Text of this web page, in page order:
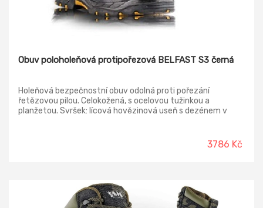
Obuv poloholeňová protipořezová BELFAST S3 černá
Holeňová bezpečnostní obuv odolná proti pořezání
řetězovou pilou. Celokožená, s ocelovou tužinkou a
planžetou. Svršek: lícová hovězinová useň s dezénem v
tvarovaná z lehčené polyuretanové pěny potažená textilií
MESH, antistatická Podešev: PU/RUBBER - do 300°C, HRO*
ocelovou tužinkou a planžetou, hydrofobní, protiřezná
kevlarová mezipodšívka, šití kevlar
3786 Kč